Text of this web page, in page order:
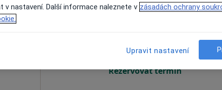
Dnes Zítra So Ne
Online rezervace termínu není k dispozici
Rezervovat termín
v nastavení. Další informace naleznete v zásadách ochrany
Upravit nastavení